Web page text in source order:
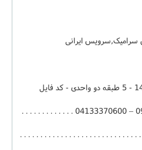
سرامیک,سرویس ایرانی
تحویل آذر 1404 - 5 طبقه دو واحدی - کد فایل
26877 – قریشی 09141146780 – 04133370600 . . . . . . . . . . . . .
. . . . . . . . . . . . . . . . . . . . . . . . . . . . .